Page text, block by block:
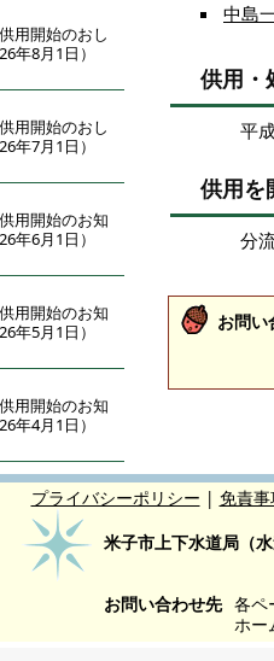
用開始のおし
年8月1日）
用開始のおし
年7月1日）
用開始のお知
年6月1日）
用開始のお知
年5月1日）
用開始のお知
年4月1日）
中島
供用・
平
供用を
分
お問い
プライバシーポリシー | 免責
米子市上下水道局（水
お問い合わせ先 各ペ
ホー